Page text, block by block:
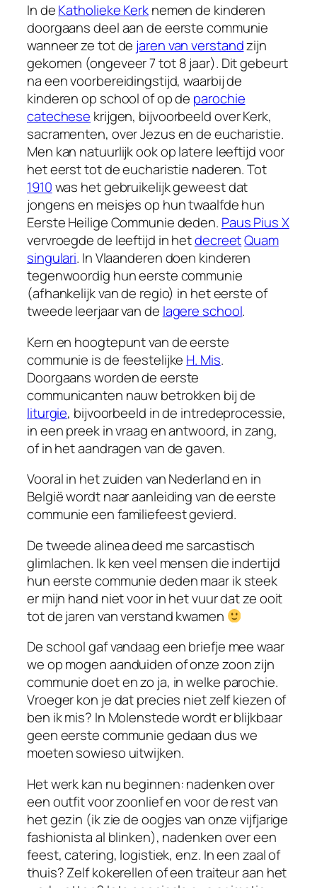
In deKatholieke Kerknemen de kinderen
doorgaans deel aan de eerste communie
wanneer ze tot de jaren van verstandzijn
gekomen (ongeveer 7 tot 8 jaar). Dit gebeurt
na een voorbereidingstijd, waarbij de
kinderen op school of op de parochie
catechese krijgen, bijvoorbeeld over Kerk,
sacramenten, over Jezus en de eucharistie.
Men kan natuurlijk ook op latere leeftijd voor
het eerst tot de eucharistie naderen. Tot
1910was het gebruikelijk geweest dat
jongens en meisjes op hun twaalfde hun
Eerste Heilige Communie deden. Paus Pius X
vervroegde de leeftijd in hetdecreetQuam
singulari. In Vlaanderen doen kinderen
tegenwoordig hun eerste communie
(afhankelijk van de regio) in het eerste of
tweede leerjaar van de lagere school.
Kern en hoogtepunt van de eerste
communie is de feestelijke H. Mis.
Doorgaans worden de eerste
communicanten nauw betrokken bij de
liturgie, bijvoorbeeld in de intredeprocessie,
in een preek in vraag en antwoord, in zang,
of in het aandragen van de gaven.
Vooral in het zuiden van Nederland en in
België wordt naar aanleiding van de eerste
communie een familiefeest gevierd.
De tweede alinea deed me sarcastisch
glimlachen. Ik ken veel mensen die indertijd
hun eerste communie deden maar ik steek
er mijn hand niet voor in het vuur dat ze ooit
tot de jaren van verstand kwamen
De school gaf vandaag een briefje mee waar
we op mogen aanduiden of onze zoon zijn
communie doet en zo ja, in welke parochie.
Vroeger kon je dat precies niet zelf kiezen of
ben ik mis? In Molenstede wordt er blijkbaar
geen eerste communie gedaan dus we
moeten sowieso uitwijken.
Het werk kan nu beginnen: nadenken over
een outfit voor zoonlief en voor de rest van
het gezin (ik zie de oogjes van onze vijfjarige
fashionista al blinken), nadenken over een
feest, catering, logistiek, enz. In een zaal of
thuis? Zelf kokerellen of een traiteur aan het